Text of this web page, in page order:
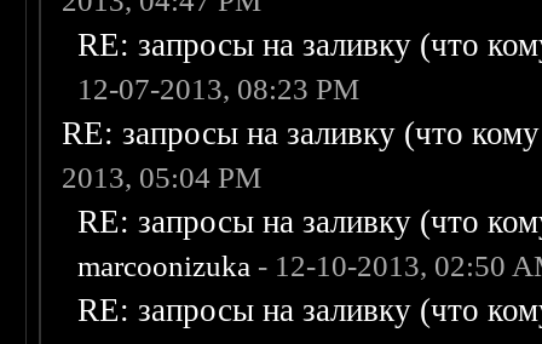
RE: запросы на заливку (что
12-07-2013, 08:23 PM
RE: запросы на заливку (что
2013, 05:04 PM
RE: запросы на заливку (что
marcoonizuka - 12-10-2013, 02:50
RE: запросы на заливку (что